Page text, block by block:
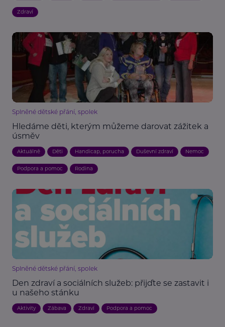
Zdraví
Splněné dětské přání, spolek
Hledáme děti, kterým můžeme darovat zážitek a
úsměv
Aktuálně Děti Handicap, porucha Duševní zdraví Nemoc
Podpora a pomoc Rodina
Splněné dětské přání, spolek
Den zdraví a sociálních služeb: přijďte se zastavit i
u našeho stánku
Aktivity Zábava Zdraví Podpora a pomoc